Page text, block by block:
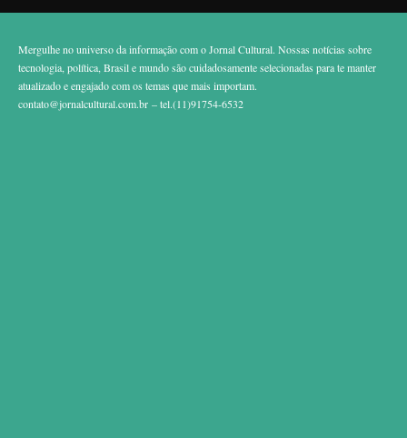
Mergulhe no universo da informação com o Jornal Cultural. Nossas notícias sobre
tecnologia, política, Brasil e mundo são cuidadosamente selecionadas para te manter
atualizado e engajado com os temas que mais importam.
contato@jornalcultural.com.br – tel.(11)91754-6532